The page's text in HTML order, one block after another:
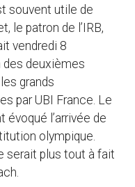
souvent utile de
le patron de l’IRB,
vendredi 8
des deuxièmes
grands
par UBI France. Le
l’arrivée de
olympique.
serait plus tout à fait